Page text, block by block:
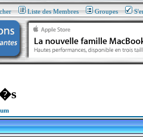
Liste des Membres Groupes